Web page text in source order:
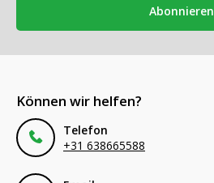
Abonnieren
Können wir helfen?
Telefon
+31 638665588